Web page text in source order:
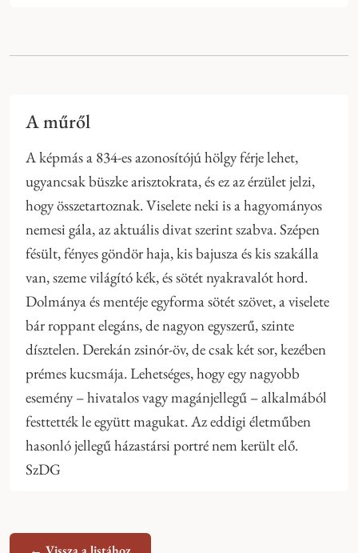
A műről
A képmás a 834-es azonosítójú hölgy férje lehet,
ugyancsak büszke arisztokrata, és ez az érzület jelzi,
hogy összetartoznak. Viselete neki is a hagyományos
nemesi gála, az aktuális divat szerint szabva. Szépen
fésült, fényes göndör haja, kis bajusza és kis szakálla
van, szeme világító kék, és sötét nyakravalót hord.
Dolmánya és mentéje egyforma sötét szövet, a viselete
bár roppant elegáns, de nagyon egyszerű, szinte
dísztelen. Derekán zsinór-öv, de csak két sor, kezében
prémes kucsmája. Lehetséges, hogy egy nagyobb
esemény – hivatalos vagy magánjellegű – alkalmából
festtették le együtt magukat. Az eddigi életműben
hasonló jellegű házastársi portré nem került elő.
SzDG